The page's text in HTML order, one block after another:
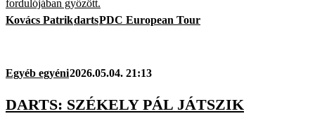
fordulójában győzött.
Kovács PatrikdartsPDC European Tour
Egyéb egyéni2026.05.04. 21:13
DARTS: SZÉKELY PÁL JÁTSZIK